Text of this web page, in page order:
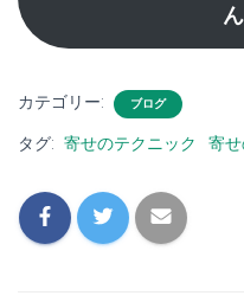
カテゴリー: ブログ
タグ: 寄せのテクニック 寄